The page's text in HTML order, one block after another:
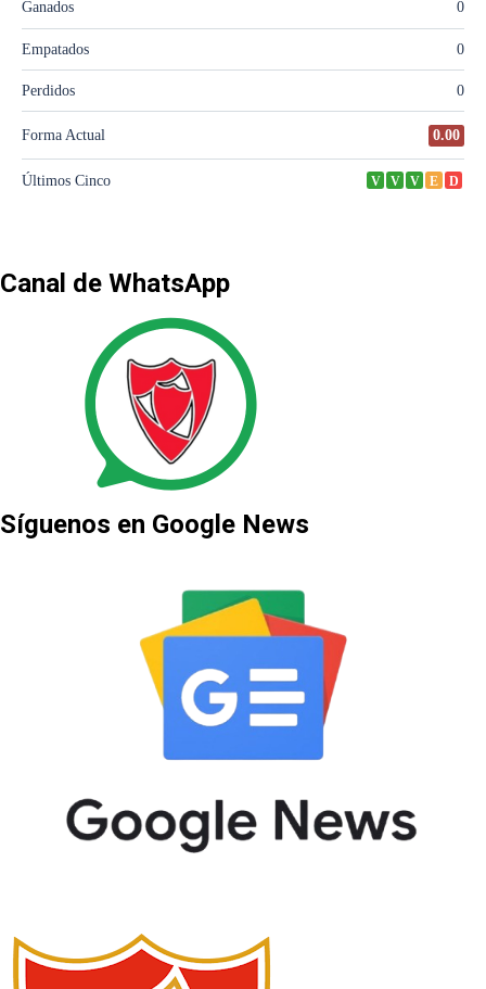
Canal de WhatsApp
Síguenos en Google News